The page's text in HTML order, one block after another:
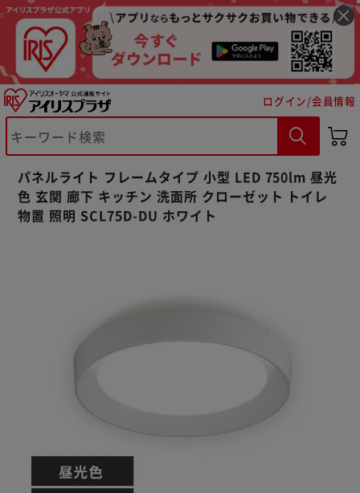
ログイン/会員情報
パネルライト フレームタイプ 小型 LED 750lm 昼光
色 玄関 廊下 キッチン 洗面所 クローゼット トイレ
物置 照明 SCL75D-DU ホワイト
カートに入れる